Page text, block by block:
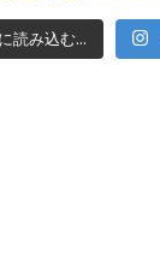
読み込む...